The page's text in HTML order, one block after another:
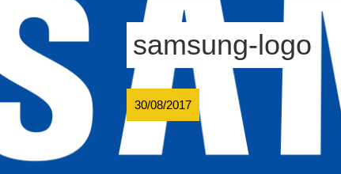
samsung-logo
30/08/2017